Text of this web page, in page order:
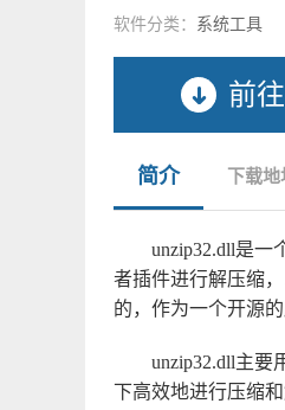
软件分类： 系统工具
前
简介 下载
unzip32.dll是一
者插件进行解压缩
的，作为一个开源
unzip32.dll主要
下高效地进行压缩